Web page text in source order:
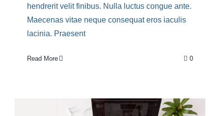
hendrerit velit finibus. Nulla luctus congue ante.
Maecenas vitae neque consequat eros iaculis
lacinia. Praesent
Read More 0